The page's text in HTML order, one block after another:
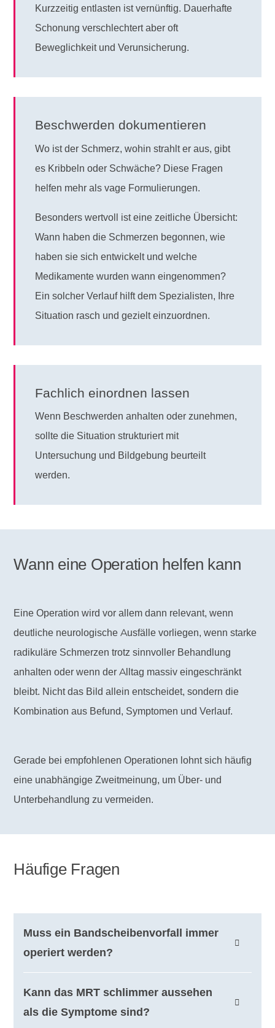
Kurzzeitig entlasten ist vernünftig. Dauerhafte
Schonung verschlechtert aber oft
Beweglichkeit und Verunsicherung.
Beschwerden dokumentieren
Wo ist der Schmerz, wohin strahlt er aus, gibt
es Kribbeln oder Schwäche? Diese Fragen
helfen mehr als vage Formulierungen.
Besonders wertvoll ist eine zeitliche Übersicht:
Wann haben die Schmerzen begonnen, wie
haben sie sich entwickelt und welche
Medikamente wurden wann eingenommen?
Ein solcher Verlauf hilft dem Spezialisten, Ihre
Situation rasch und gezielt einzuordnen.
Fachlich einordnen lassen
Wenn Beschwerden anhalten oder zunehmen,
sollte die Situation strukturiert mit
Untersuchung und Bildgebung beurteilt
werden.
Wann eine Operation helfen kann
Eine Operation wird vor allem dann relevant, wenn
deutliche neurologische Ausfälle vorliegen, wenn starke
radikuläre Schmerzen trotz sinnvoller Behandlung
anhalten oder wenn der Alltag massiv eingeschränkt
bleibt. Nicht das Bild allein entscheidet, sondern die
Kombination aus Befund, Symptomen und Verlauf.
Gerade bei empfohlenen Operationen lohnt sich häufig
eine unabhängige Zweitmeinung, um Über- und
Unterbehandlung zu vermeiden.
Häufige Fragen
Muss ein Bandscheibenvorfall immer
operiert werden?
allem relevant bei neurologischen Ausfällen, starker
Kann das MRT schlimmer aussehen
als die Symptome sind?